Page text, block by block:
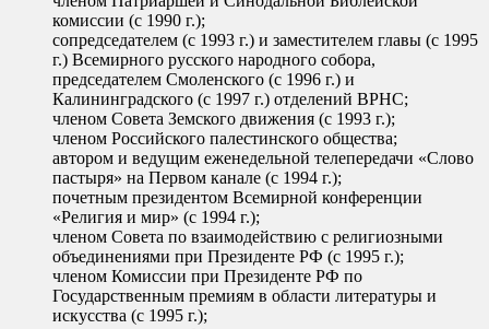
комиссии (с 1990 г.);
сопредседателем (с 1993 г.) и заместителем главы (с 1995
г.) Всемирного русского народного собора,
председателем Смоленского (с 1996 г.) и
Калининградского (с 1997 г.) отделений ВРНС;
членом Совета Земского движения (с 1993 г.);
членом Российского палестинского общества;
автором и ведущим еженедельной телепередачи «Слово
пастыря» на Первом канале (с 1994 г.);
почетным президентом Всемирной конференции
«Религия и мир» (с 1994 г.);
членом Совета по взаимодействию с религиозными
объединениями при Президенте РФ (с 1995 г.);
членом Комиссии при Президенте РФ по
Государственным премиям в области литературы и
искусства (с 1995 г.);